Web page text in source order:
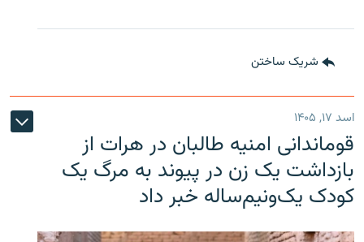
شریک ساختن
اسد ۱۷, ۱۴۰۵
قوماندانی امنیه طالبان در هرات از
بازداشت یک زن در پیوند به مرگ یک
کودک یک‌ونیم‌ساله خبر داد